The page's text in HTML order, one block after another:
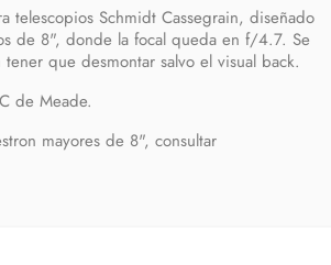
telescopios Schmidt Cassegrain, diseñado
de 8", donde la focal queda en f/4.7. Se
que desmontar salvo el visual back.
de Meade.
mayores de 8", consultar